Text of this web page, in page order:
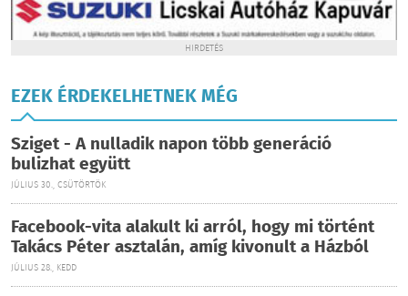
HIRDETÉS
EZEK ÉRDEKELHETNEK MÉG
Sziget - A nulladik napon több generáció
bulizhat együtt
JÚLIUS 30., CSÜTÖRTÖK
Facebook-vita alakult ki arról, hogy mi történt
Takács Péter asztalán, amíg kivonult a Házból
JÚLIUS 28., KEDD